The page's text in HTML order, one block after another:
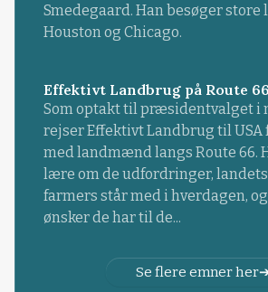
Smedegaard. Han besøger store
Houston og Chicago.
Effektivt Landbrug på Route 66
Som optakt til præsidentvalget i
rejser Effektivt Landbrug til USA
med landmænd langs Route 66.
lære om de udfordringer,
farmers står med i hverdagen,
ønsker de har til de...
Se flere emner her